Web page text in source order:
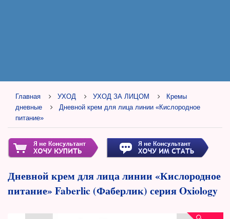
Главная УХОД УХОД ЗА ЛИЦОМ
Кремы
дневные
Дневной крем для лица линии «Кислородное
питание»
Дневной крем для лица линии «Кислородное
питание» Faberlic (Фаберлик) серия Oxiology